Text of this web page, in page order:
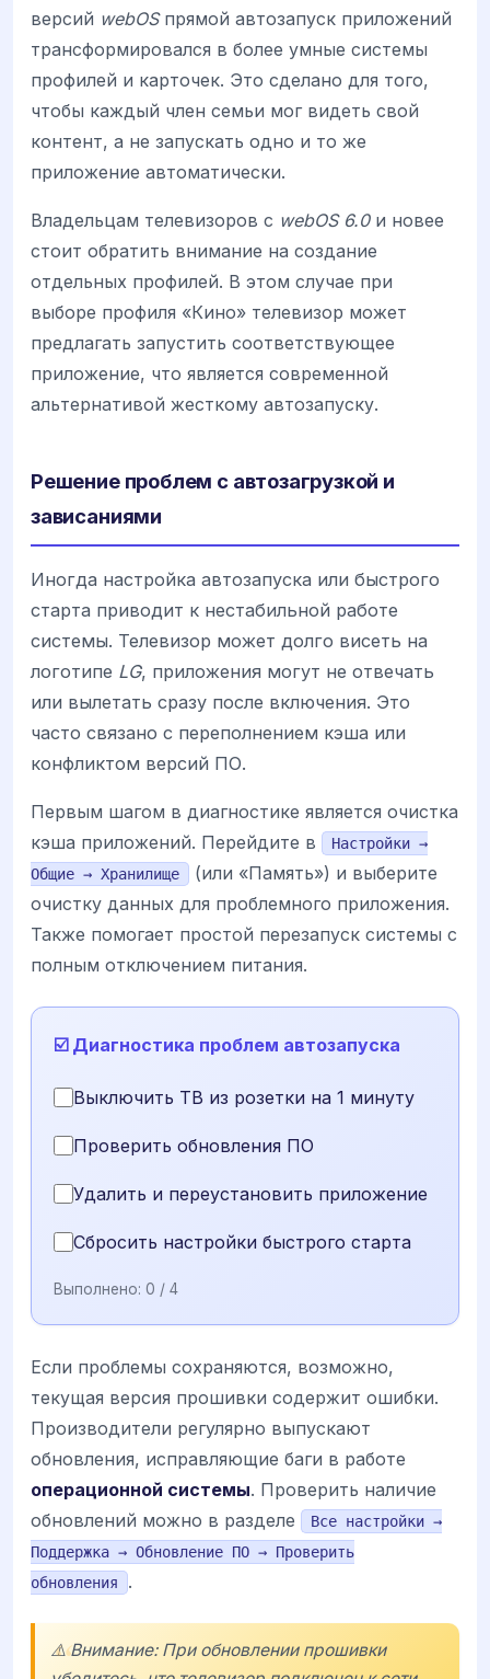
версий webOSпрямой автозапуск приложений
трансформировался в более умные системы
профилей и карточек. Это сделано для того,
чтобы каждый член семьи мог видеть свой
контент, а не запускать одно и то же
приложение автоматически.
Владельцам телевизоров с webOS 6.0и новее
стоит обратить внимание на создание
отдельных профилей. В этом случае при
выборе профиля «Кино» телевизор может
предлагать запустить соответствующее
приложение, что является современной
альтернативой жесткому автозапуску.
Решение проблем с автозагрузкой и
зависаниями
Иногда настройка автозапуска или быстрого
старта приводит к нестабильной работе
системы. Телевизор может долго висеть на
логотипе LG, приложения могут не отвечать
или вылетать сразу после включения. Это
часто связано с переполнением кэша или
конфликтом версий ПО.
Первым шагом в диагностике является очистка
кэша приложений. Перейдите в
Настройки →
Общие → Хранилище
(или «Память») и выберите
очистку данных для проблемного приложения.
Также помогает простой перезапуск системы с
полным отключением питания.
☑️ Диагностика проблем автозапуска
Выключить ТВ из розетки на 1 минуту
Проверить обновления ПО
Удалить и переустановить приложение
Сбросить настройки быстрого старта
Выполнено: 0 / 4
Если проблемы сохраняются, возможно,
текущая версия прошивки содержит ошибки.
Производители регулярно выпускают
обновления, исправляющие баги в работе
операционной системы. Проверить наличие
обновлений можно в разделе
Все настройки →
Поддержка → Обновление ПО → Проверить
обновления
.
⚠️ Внимание: При обновлении прошивки